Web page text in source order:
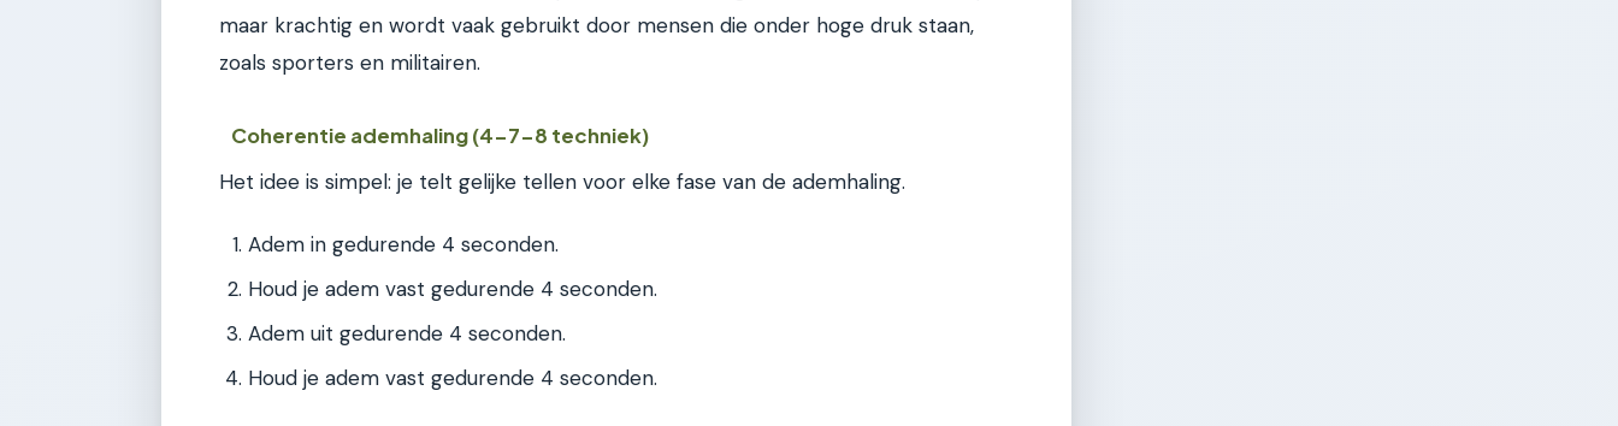
maar krachtig en wordt vaak gebruikt door mensen die onder hoge druk staan,
zoals sporters en militairen.
Coherentie ademhaling (4-7-8 techniek)
Het idee is simpel: je telt gelijke tellen voor elke fase van de ademhaling.
Adem in gedurende 4 seconden.
Houd je adem vast gedurende 4 seconden.
Adem uit gedurende 4 seconden.
Houd je adem vast gedurende 4 seconden.